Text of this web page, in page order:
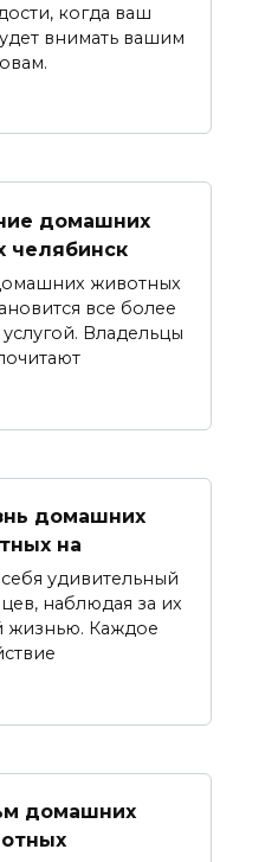
когда ваш
внимать вашим
домашних
челябинск
животных
все более
Владельцы
домашних
на
удивительный
наблюдая за их
жизнью. Каждое
домашних